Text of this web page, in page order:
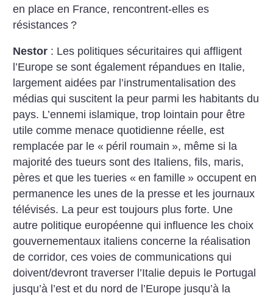
en place en France, rencontrent-elles es
résistances ?
Nestor : Les politiques sécuritaires qui affligent
l’Europe se sont également répandues en Italie,
largement aidées par l’instrumentalisation des
médias qui suscitent la peur parmi les habitants du
pays. L’ennemi islamique, trop lointain pour être
utile comme menace quotidienne réelle, est
remplacée par le « péril roumain », même si la
majorité des tueurs sont des Italiens, fils, maris,
pères et que les tueries « en famille » occupent en
permanence les unes de la presse et les journaux
télévisés. La peur est toujours plus forte. Une
autre politique européenne qui influence les choix
gouvernementaux italiens concerne la réalisation
de corridor, ces voies de communications qui
doivent/devront traverser l’Italie depuis le Portugal
jusqu’à l’est et du nord de l’Europe jusqu’à la